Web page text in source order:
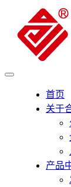
首页
关于
产品